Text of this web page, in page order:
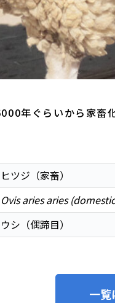
年ぐらいから家
ヒツジ（家畜）
Ovis aries aries
ウシ（偶蹄目）
一覧